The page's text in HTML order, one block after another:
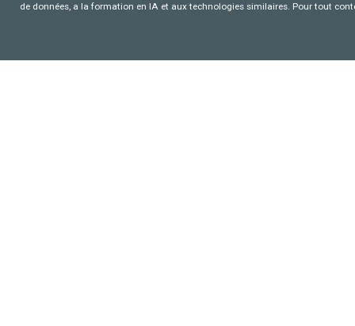
de données, a la formation en IA et aux technologies similaires. Pour tout